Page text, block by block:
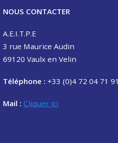
NOUS CONTACTER
A.E.I.T.P.E
3 rue Maurice Audin
69120 Vaulx en Velin
Téléphone : +33 (0)4 72 04 71 91
Mail : Cliquer ici